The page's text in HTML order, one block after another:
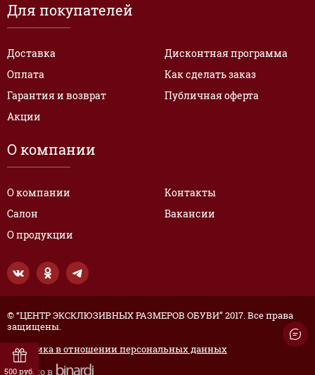
Для покупателей
Доставка
Оплата
Гарантия и возврат
Акции
Дисконтная программа
Как сделать заказ
Публичная оферта
О компании
О компании
Салон
О продукции
Контакты
Вакансии
© “ЦЕНТР ЭКСКЛЮЗИВНЫХ РАЗМЕРОВ ОБУВИ” 2017. Все права
защищены.
Политика в отношении персональных данных
Сделано в
500 руб.